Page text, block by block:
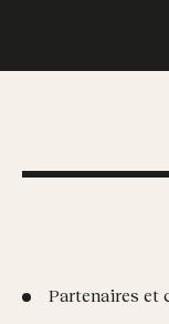
Partenaires et